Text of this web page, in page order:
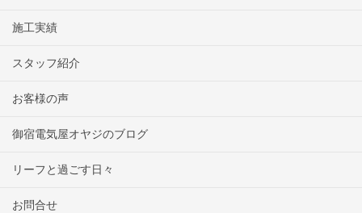
施工実績
スタッフ紹介
お客様の声
御宿電気屋オヤジのブログ
リーフと過ごす日々
お問合せ